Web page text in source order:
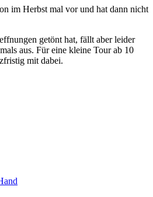
im Herbst mal vor und hat dann nicht
getönt hat, fällt aber leider
aus. Für eine kleine Tour ab 10
mit dabei.